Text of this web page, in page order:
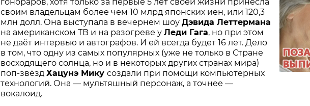
своим владельцам более чем 10 млрд японских иен, или 120,3
млн долл. Она выступала в вечернем шоу Дэвида Леттермана
на американском ТВ и на разогреве у Леди Гага, но при этом
не даёт интервью и автографов. И ей всегда будет 16 лет. Дело
в том, что одну из самых популярных (уже не только в Стране
восходящего солнца, но и в некоторых других странах мира)
поп-звёзд Хацунэ Мику создали при помощи компьютерных
технологий. Она — мультяшный персонаж, а точнее —
вокалоид.